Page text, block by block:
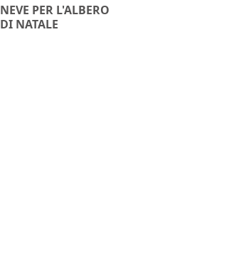
NEVE PER L'ALBERO
DI NATALE